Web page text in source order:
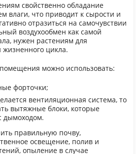
свойственно обладание
влаги, что приводит к сырости и
отразиться на самочувствии
воздухообмен как самой
нужен растениям для
жизненного цикла.
можно использовать:
форточки;
вентиляционная система, то
вытяжные блоки, которые
дымоходом.
правильную почву,
освещение, полив и
опыление в случае